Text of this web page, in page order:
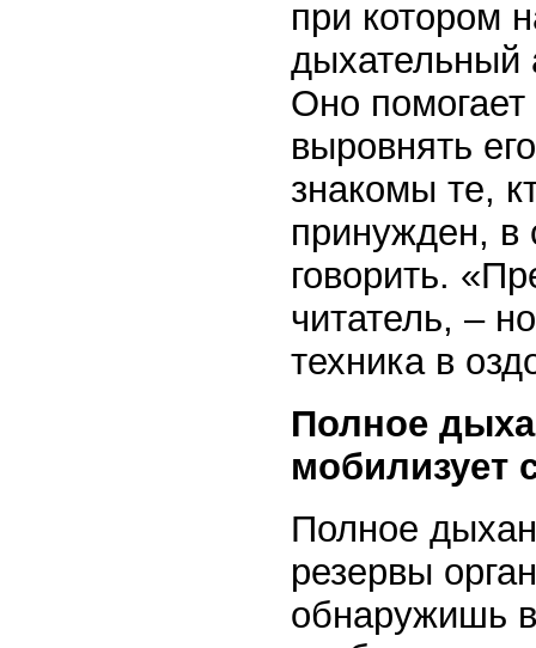
при котором
дыхательный
Оно
выровнять
знакомы те,
принужден, в
говорить.
читатель, –
техника в
Полное
мобилизует
Полное
резервы
обнаружишь